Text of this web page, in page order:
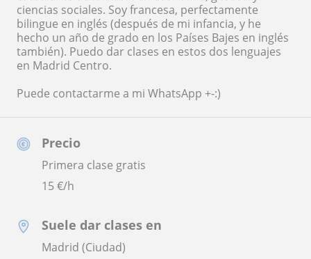
Precio
Primera clase gratis
15€/h
Suele dar clases en
Madrid (Ciudad)
ciencias sociales. Soy francesa, perfectamente
bilingue en inglés (después de mi infancia, y he
hecho un año de grado en los Países Bajes en inglés
también). Puedo dar clases en estos dos lenguajes
en Madrid Centro.
Puede contactarme a mi WhatsApp +-:)